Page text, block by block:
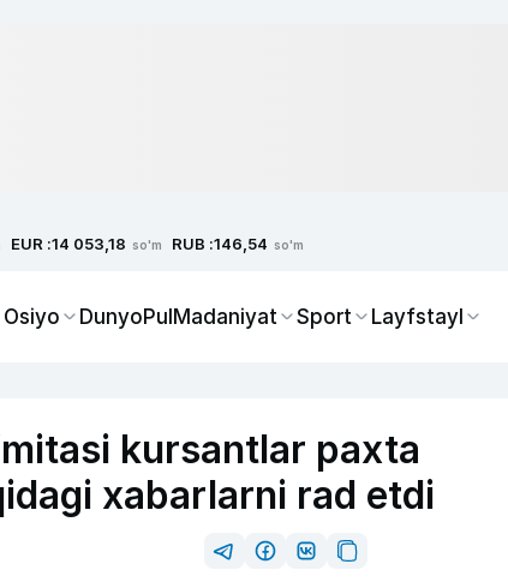
EUR :14 053,18 so'm RUB :146,54 so'm
DunyoPulMadaniyat Sport Layfstayl
kursantlar paxta
xabarlarni rad etdi